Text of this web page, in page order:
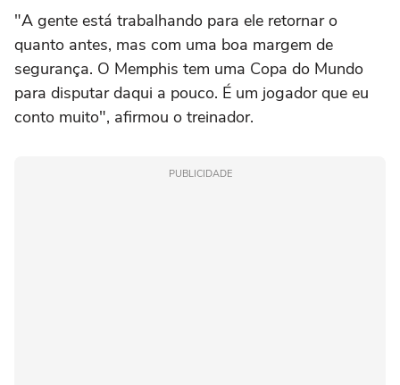
"A gente está trabalhando para ele retornar o
quanto antes, mas com uma boa margem de
segurança. O Memphis tem uma Copa do Mundo
para disputar daqui a pouco. É um jogador que eu
conto muito", afirmou o treinador.
PUBLICIDADE